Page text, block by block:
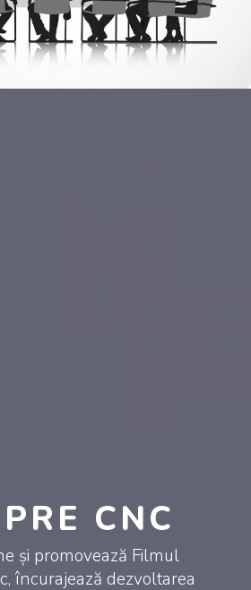
CNC
și promovează Filmul
încurajează dezvoltarea